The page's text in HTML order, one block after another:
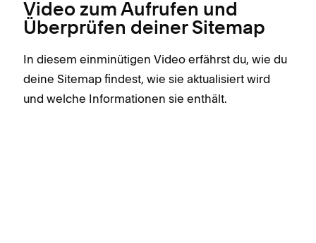
Video zum Aufrufen und
Überprüfen deiner Sitemap
In diesem einminütigen Video erfährst du, wie du
deine Sitemap findest, wie sie aktualisiert wird
und welche Informationen sie enthält.